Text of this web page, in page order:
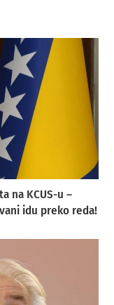
na KCUS-u –
idu preko reda!